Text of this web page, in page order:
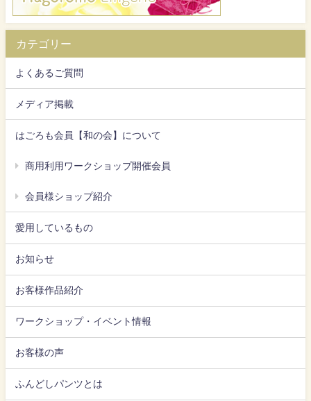
カテゴリー
よくあるご質問
メディア掲載
はごろも会員【和の会】について
商用利用ワークショップ開催会員
会員様ショップ紹介
愛用しているもの
お知らせ
お客様作品紹介
ワークショップ・イベント情報
お客様の声
ふんどしパンツとは